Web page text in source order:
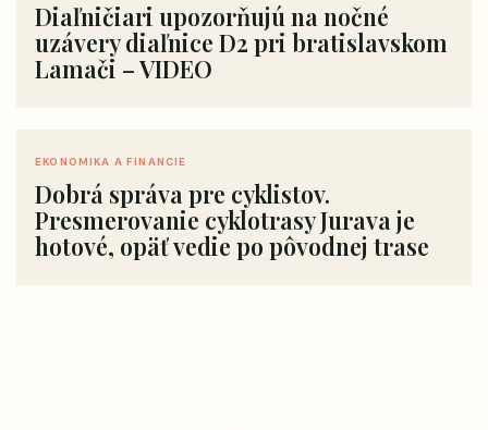
Diaľničiari upozorňujú na nočné
uzávery diaľnice D2 pri bratislavskom
Lamači – VIDEO
EKONOMIKA A FINANCIE
Dobrá správa pre cyklistov.
Presmerovanie cyklotrasy Jurava je
hotové, opäť vedie po pôvodnej trase